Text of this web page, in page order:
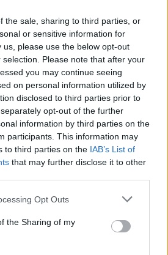
the sale, sharing to third parties, or
or sensitive information for
please use the below opt-out
Please note that after your
you may continue seeing
on personal information utilized by
disclosed to third parties prior to
opt-out of the further
information by third parties on the
participants. This information may
to third parties on the IAB’s List of
that may further disclose it to other
app uses one or more Google
usage behaviour. You may click to
Google and its third-party tags to
specified purposes in below Google
Opt Outs
the Sharing of my